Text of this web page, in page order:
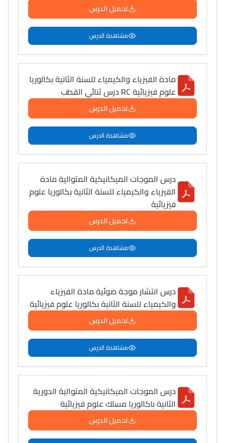
تحميل الدرس
مشاهدة الدرس
مادة الفيزياء والكيمياء للسنة الثانية بكالوريا
علوم فيزيائية RC درس ثنائي القطب
تحميل الدرس
مشاهدة الدرس
درس الموجات الميكانيكية المتوالية مادة
الفيزياء والكيمياء للسنة الثانية بكالوريا علوم
فيزيائية
تحميل الدرس
مشاهدة الدرس
درس انتشار موجة ضوئية مادة الفيزياء
والكيمياء للسنة الثانية بكالوريا علوم فيزيائية
تحميل الدرس
مشاهدة الدرس
درس الموجات الميكانيكية المتوالية الدورية
الثانية باكالوريا مسلك علوم فيزيائية
تحميل الدرس